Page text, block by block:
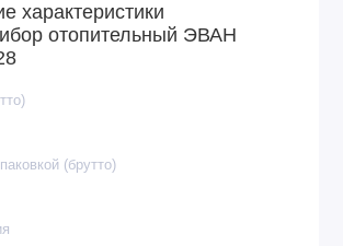
характеристики
отопительный ЭВАН
(брутто)